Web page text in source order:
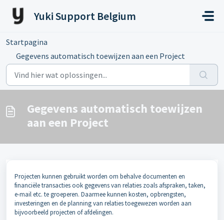
Yuki Support Belgium
Startpagina
Gegevens automatisch toewijzen aan een Project
Gegevens automatisch toewijzen
aan een Project
Projecten kunnen gebruikt worden om behalve documenten en
financiële transacties ook gegevens van relaties zoals afspraken, taken,
e-mail etc. te groeperen. Daarmee kunnen kosten, opbrengsten,
investeringen en de planning van relaties toegewezen worden aan
bijvoorbeeld projecten of afdelingen.